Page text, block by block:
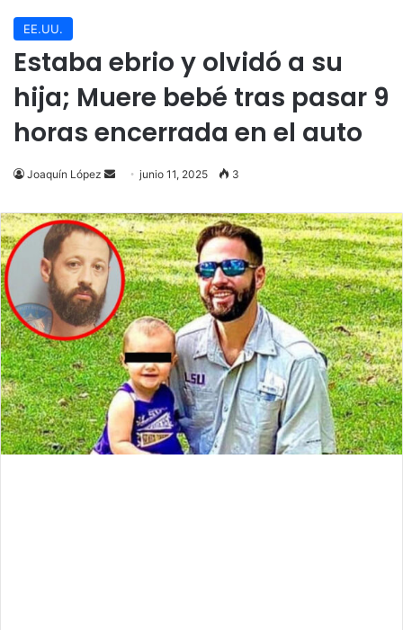
EE.UU.
Estaba ebrio y olvidó a su
hija; Muere bebé tras pasar 9
horas encerrada en el auto
Joaquín López
Send
email
junio 11, 2025 3